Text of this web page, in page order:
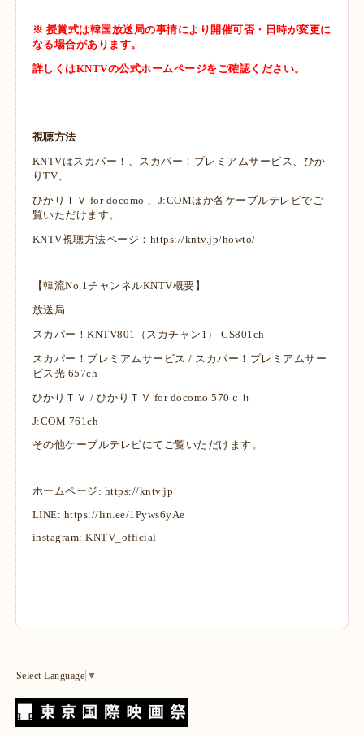
※ 授賞式は韓国放送局の事情により開催可否・日時が変更に
なる場合があります。
詳しくはKNTVの公式ホームページをご確認ください。
視聴方法
KNTVはスカパー！、スカパー！プレミアムサービス、ひか
りTV、
ひかりＴＶ for docomo 、J:COMほか各ケーブルテレビでご
覧いただけます。
KNTV視聴方法ページ： https://kntv.jp/howto/
【韓流No.1チャンネルKNTV概要】
放送局
スカパー！KNTV801（スカチャン1） CS801ch
スカパー！プレミアムサービス / スカパー！プレミアムサー
ビス光 657ch
ひかりＴＶ / ひかりＴＶ for docomo 570ｃｈ
J:COM 761ch
その他ケーブルテレビにてご覧いただけます。
ホームページ: https://kntv.jp
LINE: https://lin.ee/1Pyws6yAe
instagram: KNTV_official
Select Language ▼